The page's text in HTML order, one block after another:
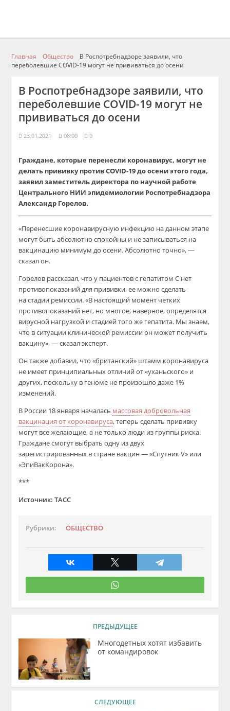
Главная Общество
В Роспотребнадзоре заявили, что
переболевшие COVID-19 могут не прививаться до осени
В Роспотребнадзоре заявили, что
переболевшие COVID-19 могут не
прививаться до осени
23.01.2021 08:00 0
Граждане, которые перенесли коронавирус, могут не
делать прививку против COVID-19 до осени этого года,
заявил заместитель директора по научной работе
Центрального НИИ эпидемиологии Роспотребнадзора
Александр Горелов.
«Перенесшие коронавирусную инфекцию на данном этапе
могут быть абсолютно спокойны и не записываться на
вакцинацию минимум до осени. Абсолютно точно», —
сказал он.
Горелов рассказал, что у пациентов с гепатитом С нет
противопоказаний для прививки, ее можно сделать
на стадии ремиссии. «В настоящий момент четких
противопоказаний нет, но многое, наверное, определятся
вирусной нагрузкой и стадией того же гепатита. Мы знаем,
что в ситуации клинической ремиссии он может получить
вакцину», — сказал эксперт.
Он также добавил, что «британский» штамм коронавируса
не имеет принципиальных отличий от «уханьского» и
других, поскольку в геноме не произошло даже 1%
изменений.
В России 18 января началась массовая добровольная
вакцинация от коронавируса, теперь сделать прививку
могут все желающие, а не только люди из группы риска.
Граждане смогут выбрать одну из двух
зарегистрированных в стране вакцин — «Спутник V» или
«ЭпиВакКорона».
***
Источник: ТАСС
Рубрики: ОБЩЕСТВО
ПРЕДЫДУЩЕЕ
Многодетных хотят избавить
от командировок
СЛЕДУЮЩЕЕ